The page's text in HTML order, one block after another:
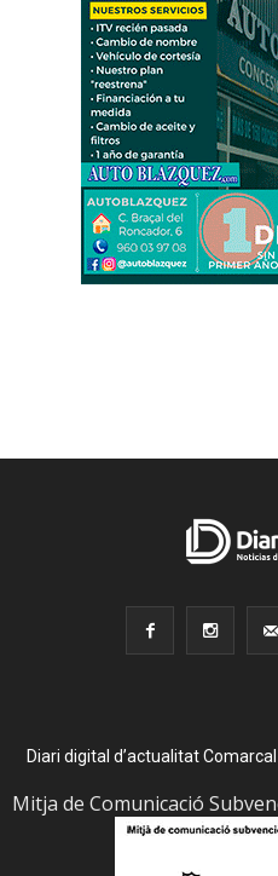
Diari digital d’actualitat
Mitja de Comunicació